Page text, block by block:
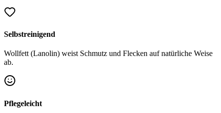
Selbstreinigend
Wollfett (Lanolin) weist Schmutz und Flecken auf natürliche Weise
ab.
Pflegeleicht